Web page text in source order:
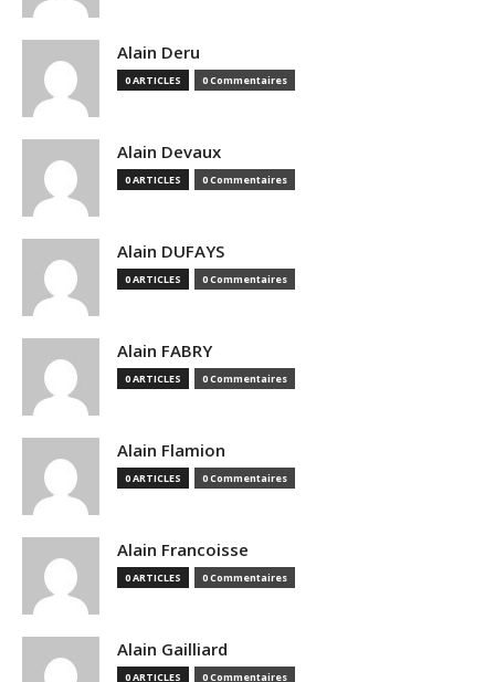
Alain Deru
0 ARTICLES 0 Commentaires
Alain Devaux
0 ARTICLES 0 Commentaires
Alain DUFAYS
0 ARTICLES 0 Commentaires
Alain FABRY
0 ARTICLES 0 Commentaires
Alain Flamion
0 ARTICLES 0 Commentaires
Alain Francoisse
0 ARTICLES 0 Commentaires
Alain Gailliard
0 ARTICLES 0 Commentaires